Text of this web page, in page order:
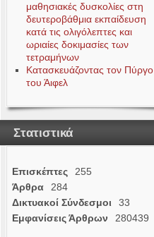
μαθησιακές δυσκολίες στη
δευτεροβάθμια εκπαίδευση
κατά τις ολιγόλεπτες και
ωριαίες δοκιμασίες των
τετραμήνων
Κατασκευάζοντας τον Πύργο
του Άιφελ
Στατιστικά
Επισκέπτες
255
Άρθρα
284
Δικτυακοί Σύνδεσμοι
33
Εμφανίσεις Άρθρων
280439